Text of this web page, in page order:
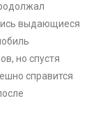
выдающиеся
но спустя
справится